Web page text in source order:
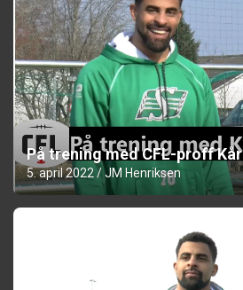
På trening med CFL-proff
5. april 2022 JM Henriksen